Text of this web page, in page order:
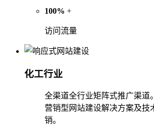
100% +
访问流量
化工行业
全渠道全行业矩阵式推广渠道
营销型网站建设解决方案及技
销。